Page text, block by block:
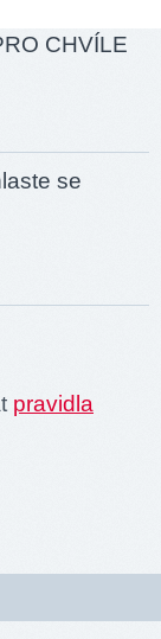
CHVÍLE
se
pravidla